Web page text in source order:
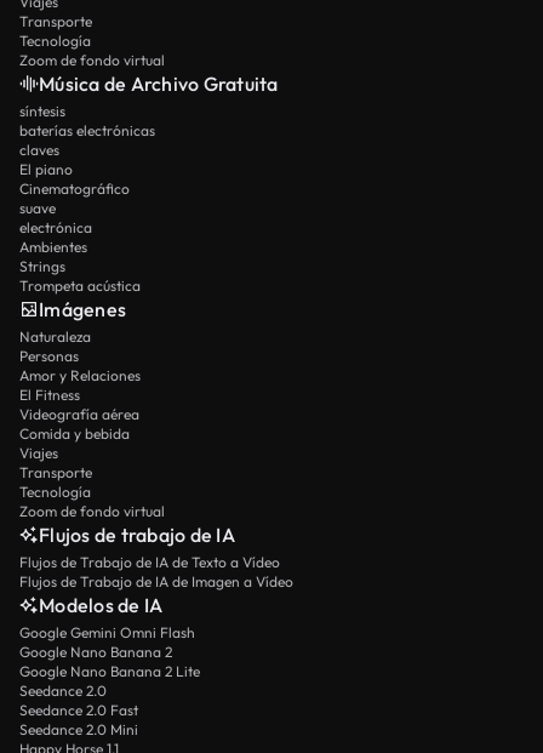
Transporte
Tecnología
Zoom de fondo virtual
Música de Archivo Gratuita
síntesis
baterías electrónicas
claves
El piano
Cinematográfico
suave
electrónica
Ambientes
Strings
Trompeta acústica
Imágenes
Naturaleza
Personas
Amor y Relaciones
El Fitness
Videografía aérea
Comida y bebida
Viajes
Transporte
Tecnología
Zoom de fondo virtual
Flujos de trabajo de IA
Flujos de Trabajo de IA de Texto a Vídeo
Flujos de Trabajo de IA de Imagen a Vídeo
Modelos de IA
Google Gemini Omni Flash
Google Nano Banana 2
Google Nano Banana 2 Lite
Seedance 2.0
Seedance 2.0 Fast
Seedance 2.0 Mini
Happy Horse 1.1